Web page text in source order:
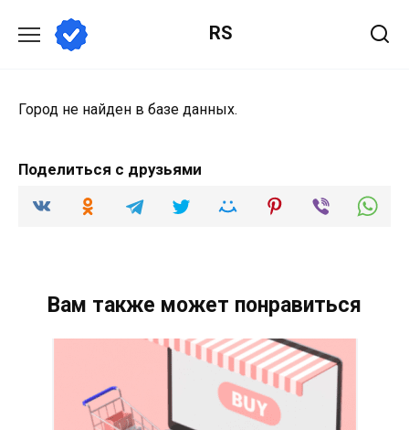
содержанию
RS
Город не найден в базе данных.
Поделиться с друзьями
Вам также может понравиться